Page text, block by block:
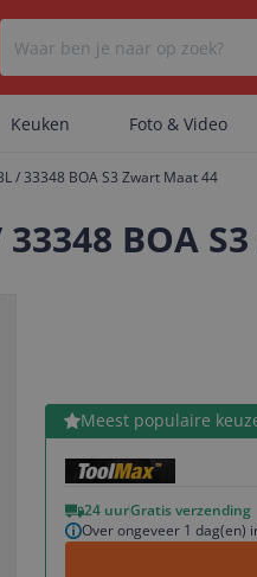
Er
Keuken Foto & Video
/ 33348 BOA S3 Zwart Maat 44
BOA
Meest populaire
24 uurGratis verzending
Over ongeveer 1 dag(en)
Bekijk product